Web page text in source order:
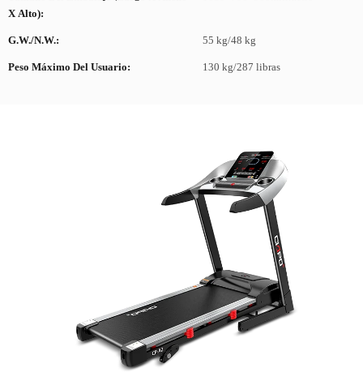
X Alto):
G.W./N.W.: 55 kg/48 kg
Peso Máximo Del Usuario: 130 kg/287 libras